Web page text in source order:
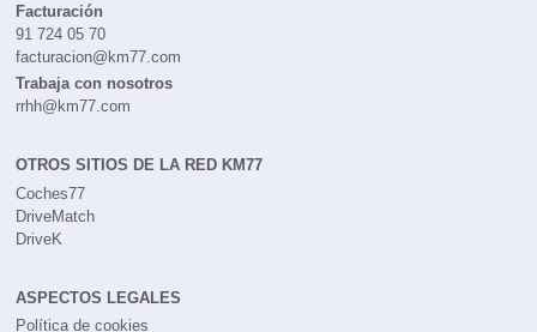
Facturación
91 724 05 70
facturacion@km77.com
Trabaja con nosotros
rrhh@km77.com
OTROS SITIOS DE LA RED KM77
Coches77
DriveMatch
DriveK
ASPECTOS LEGALES
Política de cookies